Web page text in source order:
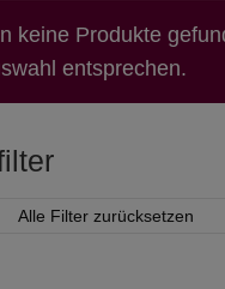
keine Produkte
entsprechen.
Alle Filter zurücksetzen